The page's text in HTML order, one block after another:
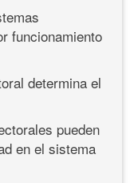
funcionamiento
determina el
pueden
en el sistema